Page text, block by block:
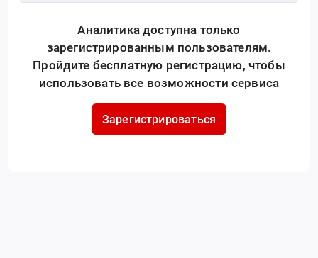
Аналитика доступна только
зарегистрированным пользователям.
Пройдите бесплатную регистрацию, чтобы
использовать все возможности сервиса
Зарегистрироваться